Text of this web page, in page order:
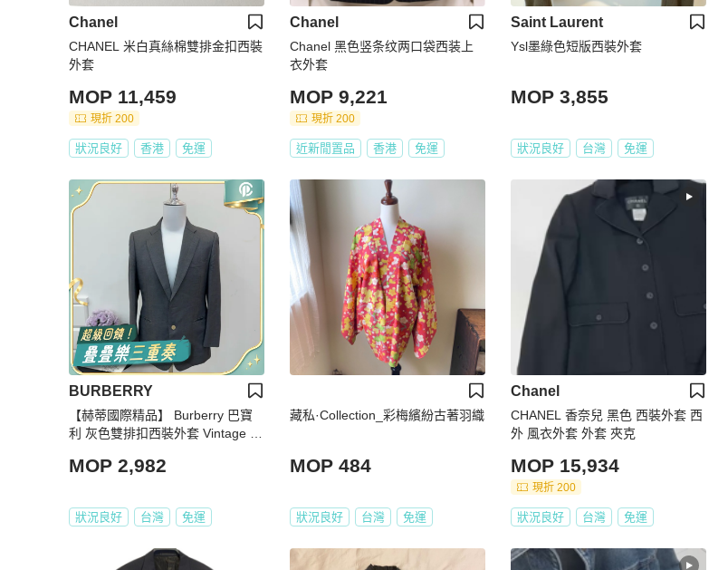
Chanel
CHANEL 米白真絲棉雙排金扣西裝
外套
MOP 11,459
現折 200
狀況良好 香港 免運
Chanel
Chanel 黑色竖条纹两口袋西装上
衣外套
MOP 9,221
現折 200
近新閒置品 香港 免運
Saint Laurent
Ysl墨綠色短版西裝外套
MOP 3,855
狀況良好 台灣 免運
BURBERRY
【赫蒂國際精品】 Burberry 巴寶
利 灰色雙排扣西裝外套 Vintage 二
MOP 2,982
狀況良好 台灣 免運
藏私·Collection_彩梅繽紛古著羽織
MOP 484
狀況良好 台灣 免運
Chanel
CHANEL 香奈兒 黑色 西裝外套 西
外 風衣外套 外套 夾克
MOP 15,934
現折 200
狀況良好 台灣 免運